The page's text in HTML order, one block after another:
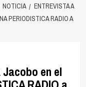
NOTICIA
ENTREVISTA A
PERIODISTICA RADIO A
en el